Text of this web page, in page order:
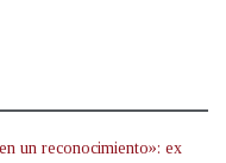
un reconocimiento»: ex